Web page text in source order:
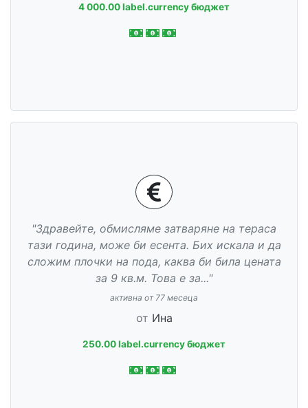
4 000.00 label.currency бюджет
"Здравейте, обмисляме затваряне на тераса
тази година, може би есента. Бих искала и да
сложим плочки на пода, каква би била цената
за 9 кв.м. Това е за..."
активна от 77 месеца
от Ина
250.00 label.currency бюджет